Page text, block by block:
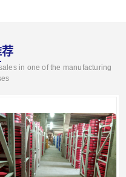
in one of the manufacturing